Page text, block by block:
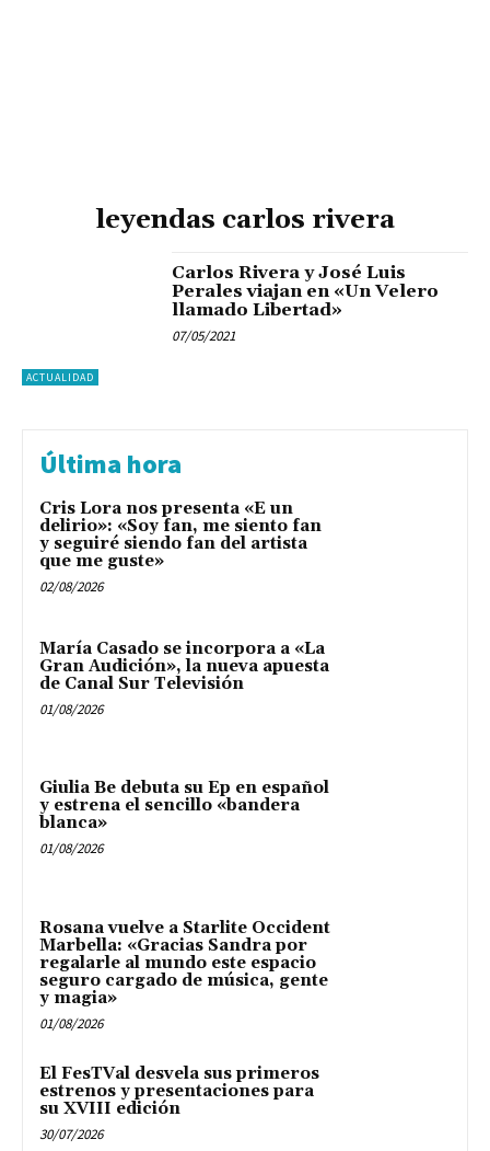
leyendas carlos rivera
ACTUALIDAD
Carlos Rivera y José Luis
Perales viajan en «Un Velero
llamado Libertad»
07/05/2021
Última hora
Cris Lora nos presenta «E un
delirio»: «Soy fan, me siento fan
y seguiré siendo fan del artista
que me guste»
02/08/2026
María Casado se incorpora a «La
Gran Audición», la nueva apuesta
de Canal Sur Televisión
01/08/2026
Giulia Be debuta su Ep en español
y estrena el sencillo «bandera
blanca»
01/08/2026
Rosana vuelve a Starlite Occident
Marbella: «Gracias Sandra por
regalarle al mundo este espacio
seguro cargado de música, gente
y magia»
01/08/2026
El FesTVal desvela sus primeros
estrenos y presentaciones para
su XVIII edición
30/07/2026